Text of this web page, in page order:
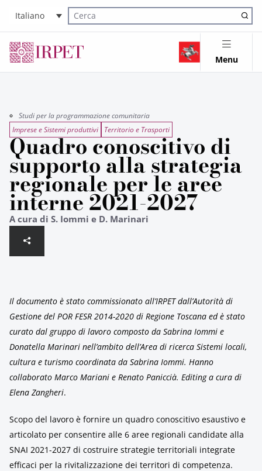
Italiano
Cerca nel sito
Menu
Studi per la programmazione comunitaria
Imprese e Sistemi produttivi
Territorio e Trasporti
Quadro conoscitivo di
supporto alla strategia
regionale per le aree
interne 2021-2027
A cura di S. Iommi e D. Marinari
Il documento è stato commissionato all’IRPET dall’Autorità di
Gestione del POR FESR 2014-2020 di Regione Toscana ed è stato
curato dal gruppo di lavoro composto da Sabrina Iommi e
Donatella Marinari nell’ambito dell’Area di ricerca Sistemi locali,
cultura e turismo coordinata da Sabrina Iommi. Hanno
collaborato Marco Mariani e Renato Paniccià. Editing a cura di
Elena Zangheri.
Scopo del lavoro è fornire un quadro conoscitivo esaustivo e
articolato per consentire alle 6 aree regionali candidate alla
SNAI 2021-2027 di costruire strategie territoriali integrate
efficaci per la rivitalizzazione dei territori di competenza.